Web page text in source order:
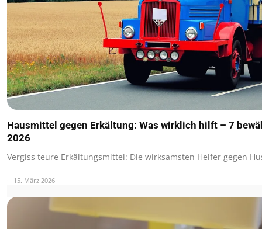
Hausmittel gegen Erkältung: Was wirklich hilft – 7
2026
Vergiss teure Erkältungsmittel: Die wirksamsten Helfer gegen
15. März 2026